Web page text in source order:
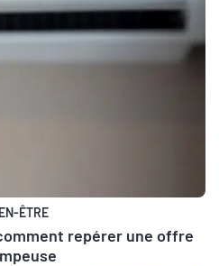
ÊTRE
repérer une offre